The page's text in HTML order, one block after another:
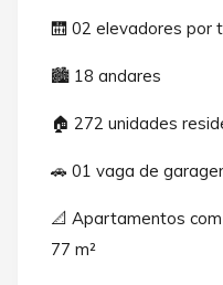
🛗 02 elevadores por
🏙️ 18 andares
🏠 272 unidades
🚗 01 vaga de
📐 Apartamentos
77 m²